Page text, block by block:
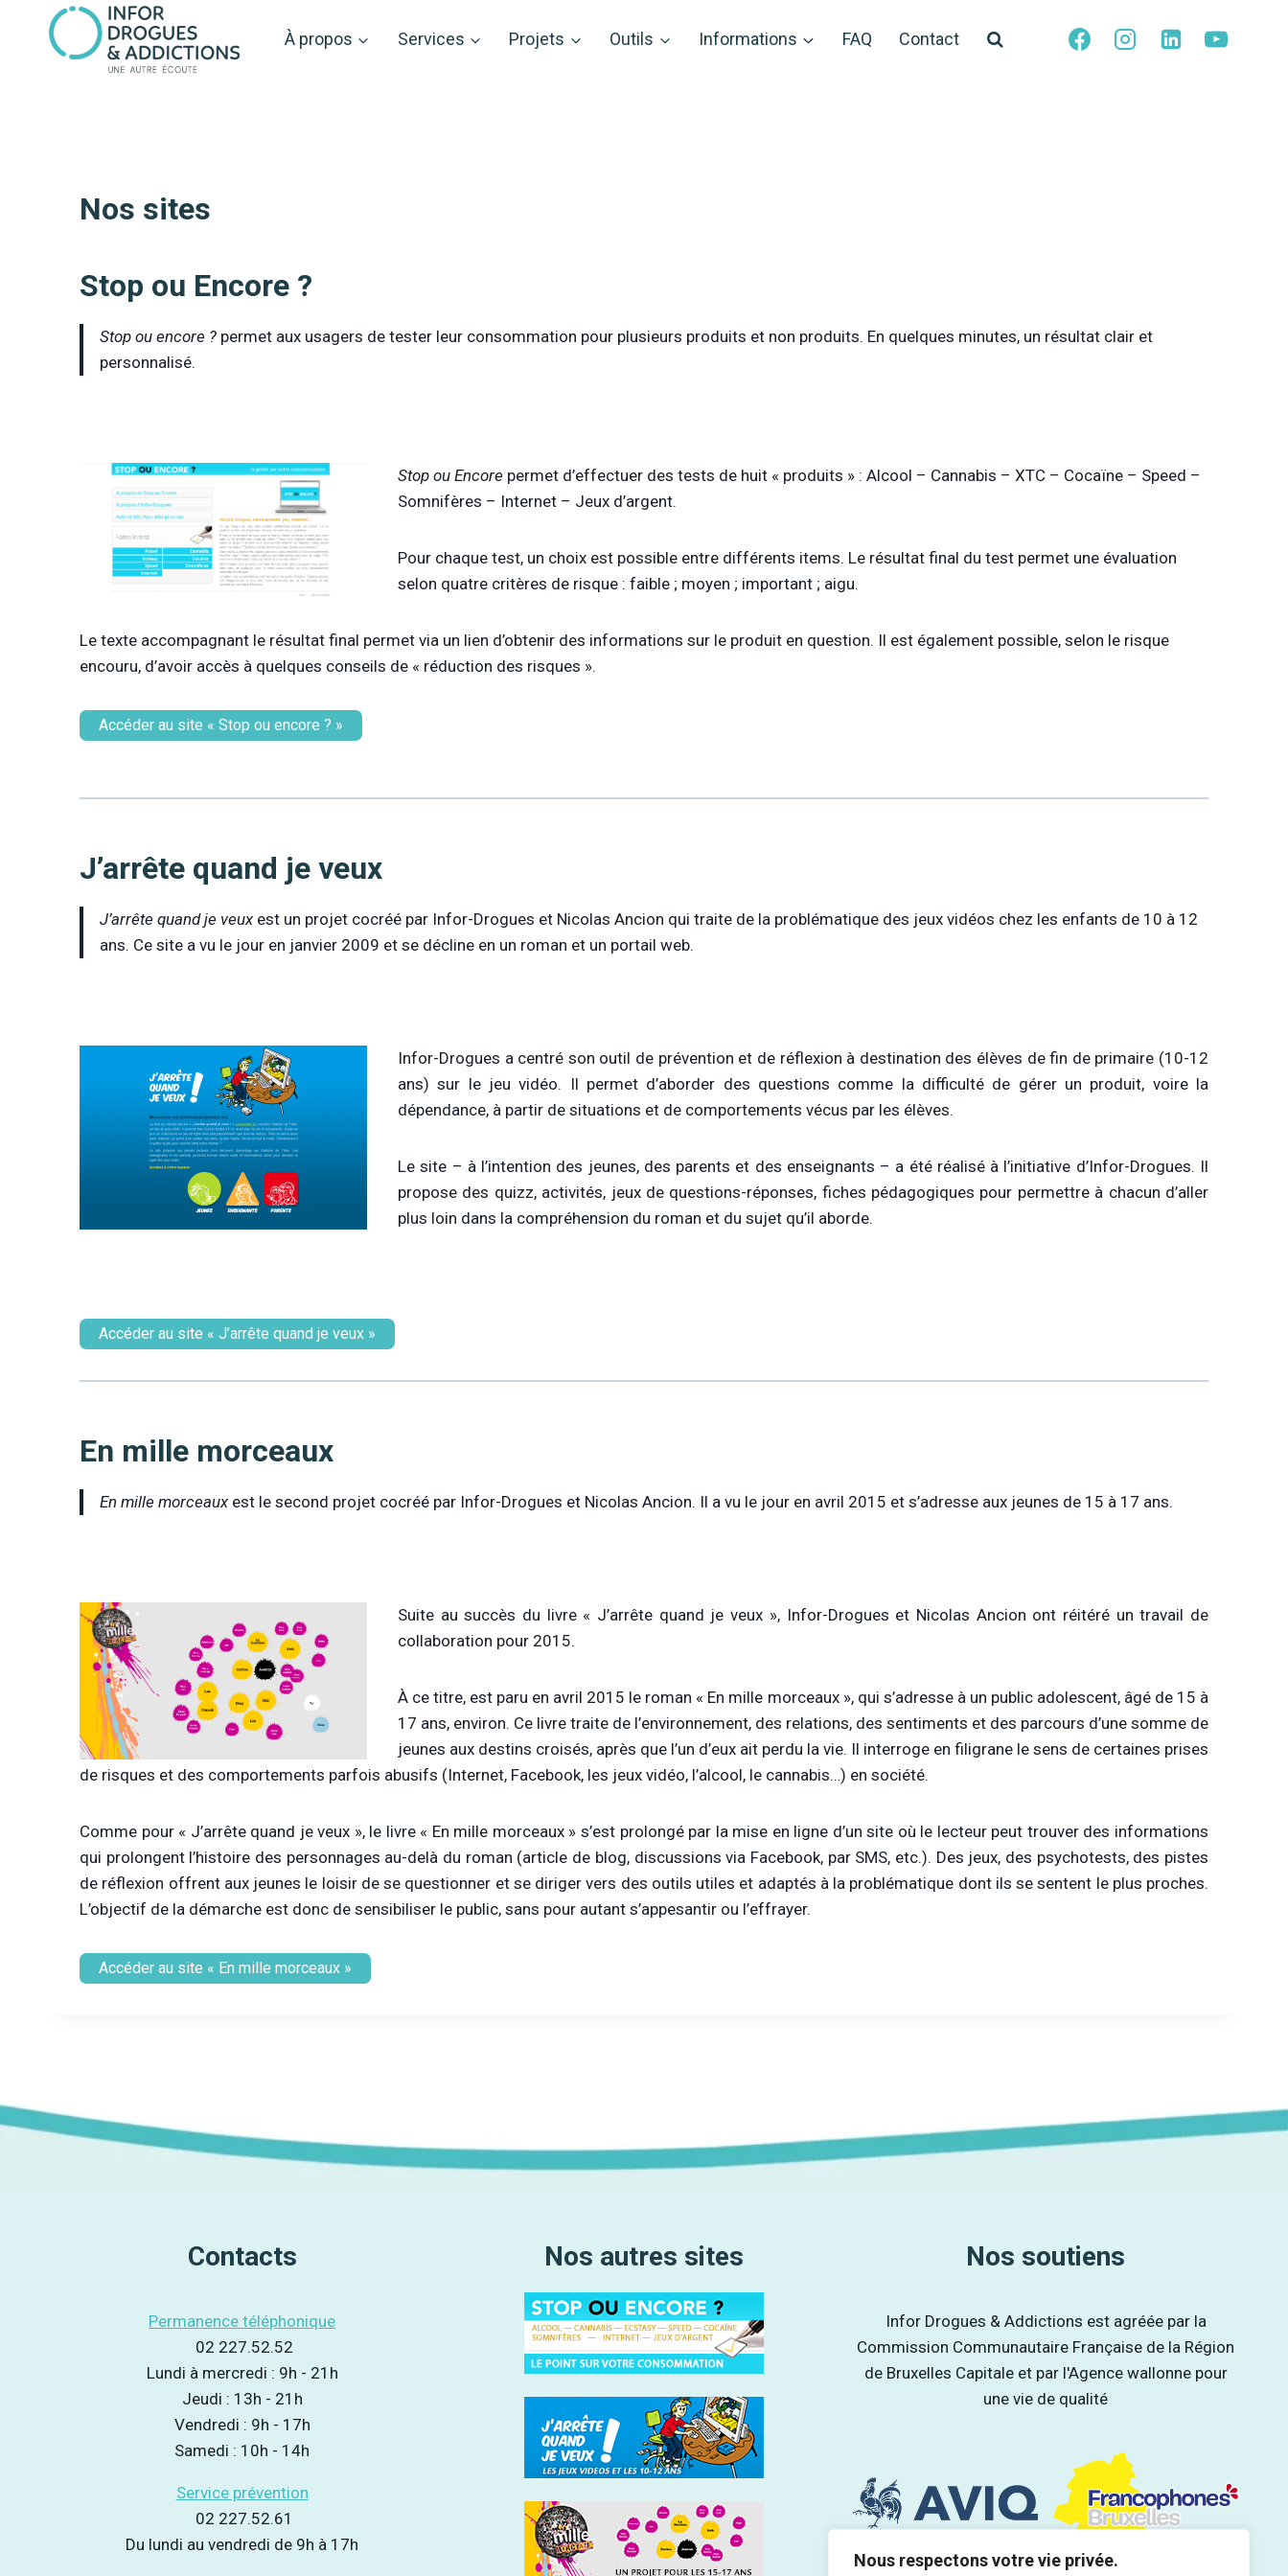
Nous respectons votre vie privée.
À propos Services Projets Outils Informations FAQ Contact
Nos sites
Stop ou Encore ?
Stop ou encore ? permet aux usagers de tester leur consommation pour plusieurs produits et non produits. En quelques minutes, un résultat clair et
personnalisé.
Stop ou Encore permet d’effectuer des tests de huit « produits » : Alcool – Cannabis – XTC – Cocaïne – Speed –
Somnifères – Internet – Jeux d’argent.
Pour chaque test, un choix est possible entre différents items. Le résultat final du test permet une évaluation
selon quatre critères de risque : faible ; moyen ; important ; aigu.
Le texte accompagnant le résultat final permet via un lien d’obtenir des informations sur le produit en question. Il est également possible, selon le risque
encouru, d’avoir accès à quelques conseils de « réduction des risques ».
Accéder au site « Stop ou encore ? »
J’arrête quand je veux
J’arrête quand je veuxest un projet cocréé par Infor-Drogues et Nicolas Ancion qui traite de la problématique des jeux vidéos chez les enfants de 10 à 12
ans. Ce site a vu le jour en janvier 2009 et se décline en un roman et un portail web.
Infor-Drogues a centré son outil de prévention et de réflexion à destination des élèves de fin de primaire (10-12
ans) sur le jeu vidéo. Il permet d’aborder des questions comme la difficulté de gérer un produit, voire la
dépendance, à partir de situations et de comportements vécus par les élèves.
Le site – à l’intention des jeunes, des parents et des enseignants – a été réalisé à l’initiative d’Infor-Drogues. Il
propose des quizz, activités, jeux de questions-réponses, fiches pédagogiques pour permettre à chacun d’aller
plus loin dans la compréhension du roman et du sujet qu’il aborde.
Accéder au site « J’arrête quand je veux »
En mille morceaux
En mille morceauxest le second projet cocréé par Infor-Drogues et Nicolas Ancion. Il a vu le jour en avril 2015 et s’adresse aux jeunes de 15 à 17 ans.
Suite au succès du livre « J’arrête quand je veux », Infor-Drogues et Nicolas Ancion ont réitéré un travail de
collaboration pour 2015.
À ce titre, est paru en avril 2015 le roman « En mille morceaux », qui s’adresse à un public adolescent, âgé de 15 à
17 ans, environ. Ce livre traite de l’environnement, des relations, des sentiments et des parcours d’une somme de
jeunes aux destins croisés, après que l’un d’eux ait perdu la vie. Il interroge en filigrane le sens de certaines prises
de risques et des comportements parfois abusifs (Internet, Facebook, les jeux vidéo, l’alcool, le cannabis…) en société.
Comme pour « J’arrête quand je veux », le livre « En mille morceaux » s’est prolongé par la mise en ligne d’un site où le lecteur peut trouver des informations
qui prolongent l’histoire des personnages au-delà du roman (article de blog, discussions via Facebook, par SMS, etc.). Des jeux, des psychotests, des pistes
de réflexion offrent aux jeunes le loisir de se questionner et se diriger vers des outils utiles et adaptés à la problématique dont ils se sentent le plus proches.
L’objectif de la démarche est donc de sensibiliser le public, sans pour autant s’appesantir ou l’effrayer.
Accéder au site « En mille morceaux »
Contacts
Permanence téléphonique
02 227.52.52
Lundi à mercredi : 9h - 21h
Jeudi : 13h - 21h
Vendredi : 9h - 17h
Samedi : 10h - 14h
Service prévention
02 227.52.61
Du lundi au vendredi de 9h à 17h
Nos autres sites Nos soutiens
Infor Drogues & Addictions est agréée par la
Commission Communautaire Française de la Région
de Bruxelles Capitale et par l'Agence wallonne pour
une vie de qualité